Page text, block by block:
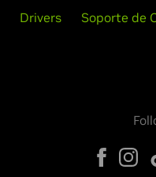
Drivers Soporte de